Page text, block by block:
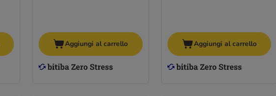
Aggiungi al carrello Aggiungi al carrello